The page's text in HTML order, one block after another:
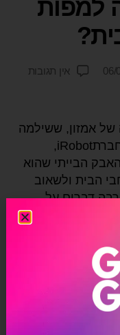
למפות
06/ אין תגובות
אמזון, ששילמה
1.7 מיליארד דולר במזומן תמורת חברתiRobot,
הבייתי שהוא
הבית ולשאוב
דברים על
את הבית לא נחשבת
,רומבה